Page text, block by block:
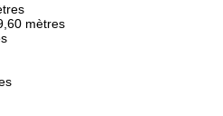
mètres